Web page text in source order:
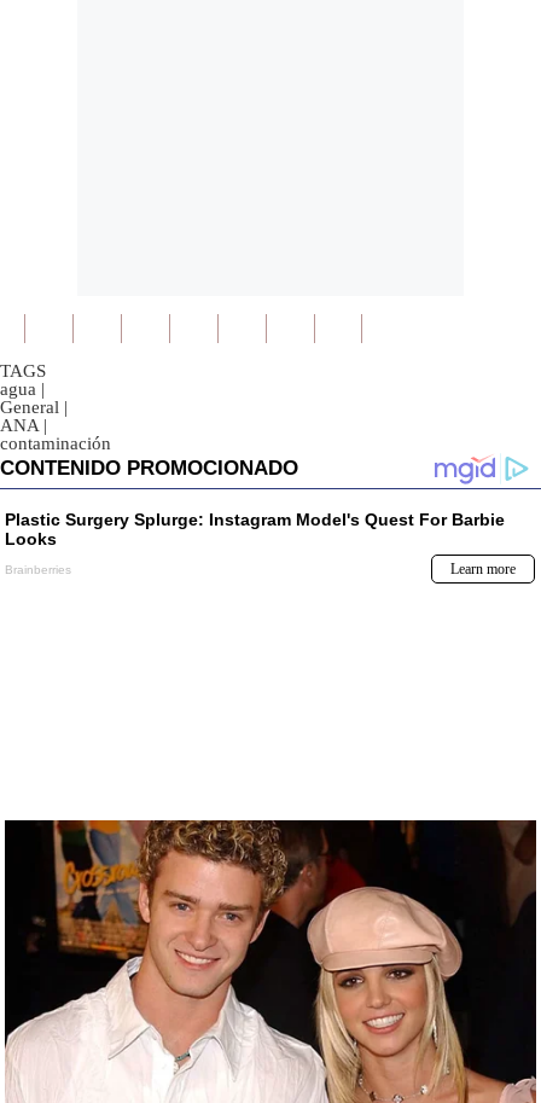
TAGS
agua |
General |
ANA |
contaminación